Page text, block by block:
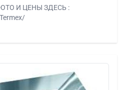
И ЦЕНЫ ЗДЕСЬ :